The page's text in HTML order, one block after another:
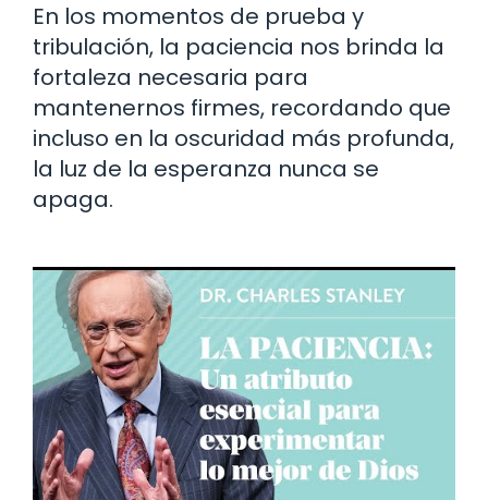
En los momentos de prueba y
tribulación, la paciencia nos brinda la
fortaleza necesaria para
mantenernos firmes, recordando que
incluso en la oscuridad más profunda,
la luz de la esperanza nunca se
apaga.